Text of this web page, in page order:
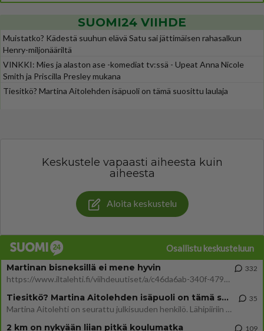
SUOMI24 VIIHDE
Muistatko? Kädestä suuhun elävä Satu sai jättimäisen rahasalkun
Henry-miljonääriltä
VINKKI: Mies ja alaston ase -komediat tv:ssä - Upeat Anna Nicole
Smith ja Priscilla Presley mukana
Tiesitkö? Martina Aitolehden isäpuoli on tämä suosittu laulaja
Keskustele vapaasti aiheesta kuin
aiheesta
Aloita keskustelu
Osallistu keskusteluun
Martinan bisneksillä ei mene hyvin
https://www.iltalehti.fi/viihdeuutiset/a/c46da6ab-340f-4790-aaa7-0865eed2336 Yrityksen konkurssihakemus on tullut kärä
332
Tiesitkö? Martina Aitolehden isäpuoli on tämä suosittu laulaja
Martina Aitolehti on seurattu julkisuuden henkilö. Lähipiiriin mahtuu muitakin tunnettuja henkilöitä. Tiesitkö, että Ma
35
2 km on nykyään liian pitkä koulumatka 109